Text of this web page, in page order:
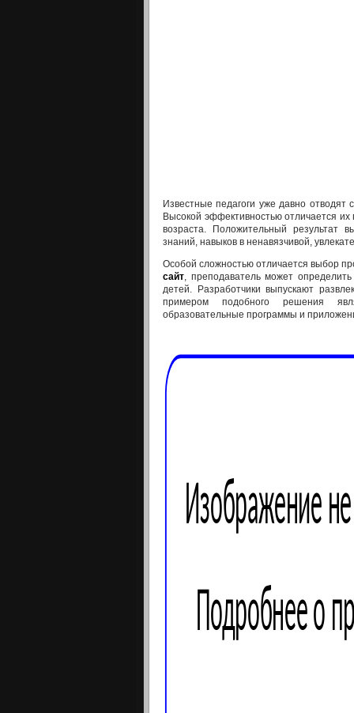
Известные педагоги уже давно
Высокой эффективностью отличается
возраста. Положительный результат
знаний, навыков в ненавязчивой,
Особой сложностью отличается выбор
сайт, преподаватель может
детей. Разработчики выпускают
примером подобного решения
образовательные программы и